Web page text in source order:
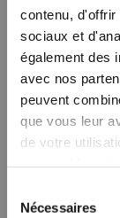
contenu,
sociaux et
également des
avec nos
peuvent
que vous leur
de votre
Nécessaires